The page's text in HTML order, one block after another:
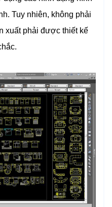
Tuy nhiên, không phải
xuất phải được thiết kế